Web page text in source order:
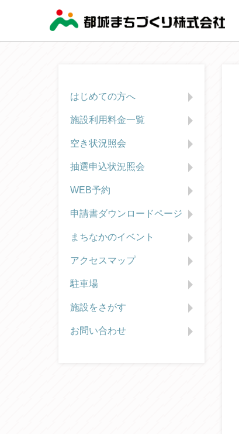
はじめての方へ
施設利用料金一覧
空き状況照会
抽選申込状況照会
WEB予約
申請書ダウンロードページ
まちなかのイベント
アクセスマップ
駐車場
施設をさがす
お問い合わせ